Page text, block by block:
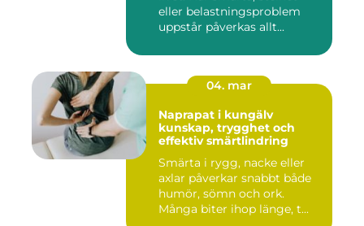
eller belastningsproblem
uppstår påverkas allt...
04. mar
Naprapat i kungälv
kunskap, trygghet och
effektiv smärtlindring
Smärta i rygg, nacke eller
axlar påverkar snabbt både
humör, sömn och ork.
Många biter ihop länge, t...